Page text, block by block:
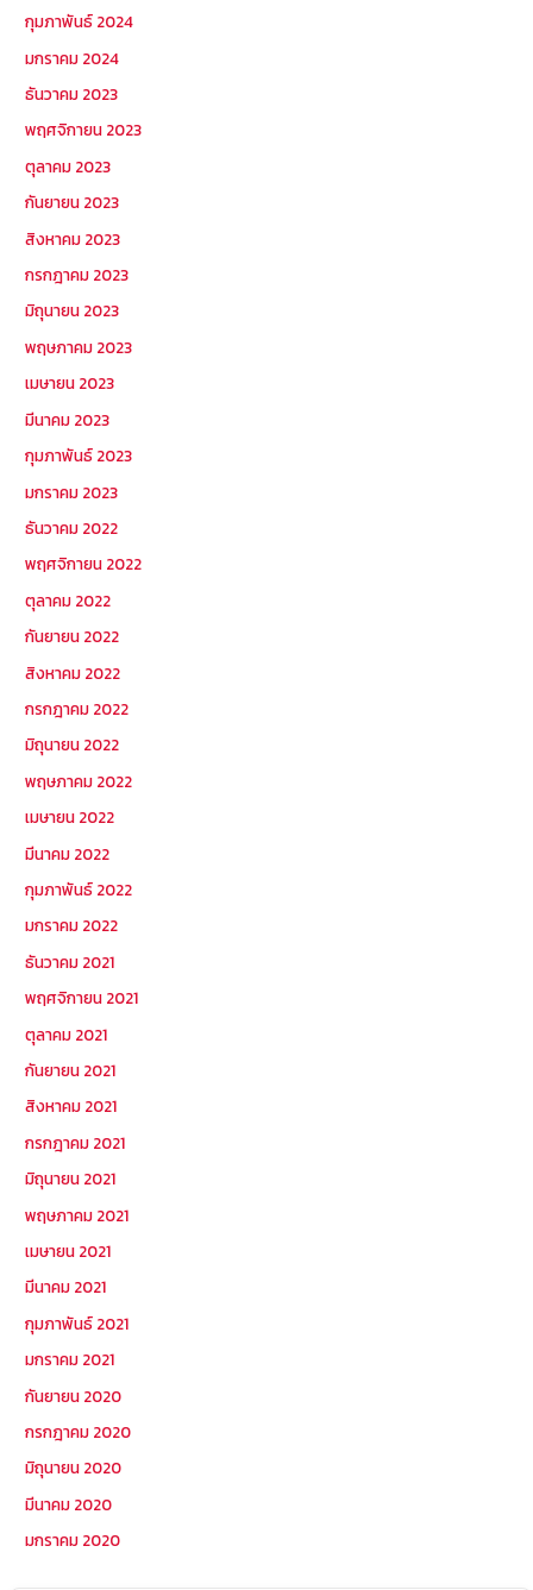
กุมภาพันธ์ 2024
มกราคม 2024
ธันวาคม 2023
พฤศจิกายน 2023
ตุลาคม 2023
กันยายน 2023
สิงหาคม 2023
กรกฎาคม 2023
มิถุนายน 2023
พฤษภาคม 2023
เมษายน 2023
มีนาคม 2023
กุมภาพันธ์ 2023
มกราคม 2023
ธันวาคม 2022
พฤศจิกายน 2022
ตุลาคม 2022
กันยายน 2022
สิงหาคม 2022
กรกฎาคม 2022
มิถุนายน 2022
พฤษภาคม 2022
เมษายน 2022
มีนาคม 2022
กุมภาพันธ์ 2022
มกราคม 2022
ธันวาคม 2021
พฤศจิกายน 2021
ตุลาคม 2021
กันยายน 2021
สิงหาคม 2021
กรกฎาคม 2021
มิถุนายน 2021
พฤษภาคม 2021
เมษายน 2021
มีนาคม 2021
กุมภาพันธ์ 2021
มกราคม 2021
กันยายน 2020
กรกฎาคม 2020
มิถุนายน 2020
มีนาคม 2020
มกราคม 2020